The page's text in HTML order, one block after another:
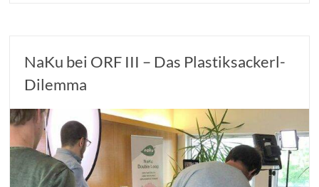
NaKu bei ORF III – Das Plastiksackerl-
Dilemma